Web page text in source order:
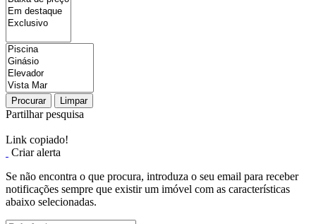
Procurar Limpar
Partilhar pesquisa
Link copiado!
Criar alerta
Se não encontra o que procura, introduza o seu email para receber
notificações sempre que existir um imóvel com as características
abaixo selecionadas.